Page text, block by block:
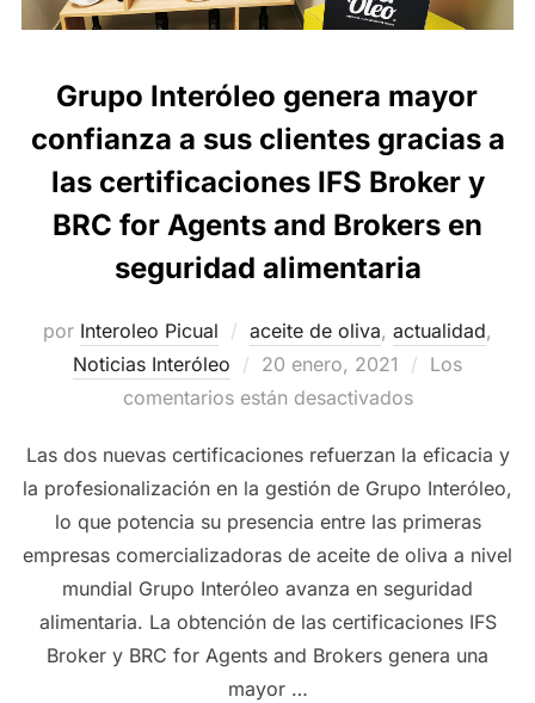
Grupo Interóleo genera mayor
confianza a sus clientes gracias a
las certificaciones IFS Broker y
BRC for Agents and Brokers en
seguridad alimentaria
por Interoleo Picual aceite de oliva, actualidad,
Noticias Interóleo
Publicado
el
20 enero, 2021
Los
comentarios están desactivados
Las dos nuevas certificaciones refuerzan la eficacia y
la profesionalización en la gestión de Grupo Interóleo,
lo que potencia su presencia entre las primeras
empresas comercializadoras de aceite de oliva a nivel
mundial Grupo Interóleo avanza en seguridad
alimentaria. La obtención de las certificaciones IFS
Broker y BRC for Agents and Brokers genera una
mayor …